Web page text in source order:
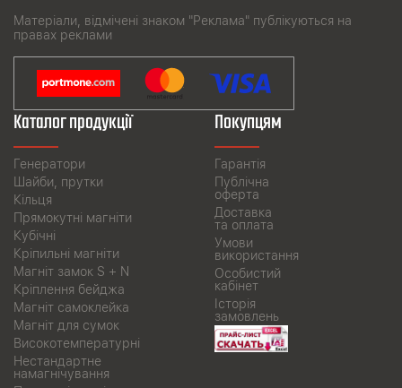
Матеріали, відмічені знаком "Реклама" публікуються на
правах реклами
Каталог продукції
Генератори
Шайби, прутки
Кільця
Прямокутні магніти
Кубічні
Кріпильні магніти
Магніт замок S + N
Кріплення бейджа
Магніт самоклейка
Магніт для сумок
Високотемпературні
Нестандартне
намагнічування
Покупцям
Гарантія
Публічна
оферта
Доставка
та оплата
Умови
використання
Особистий
кабінет
Історія
замовлень